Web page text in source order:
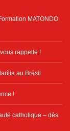
MATONDO
rappelle !
au Brésil
!
catholique – dès